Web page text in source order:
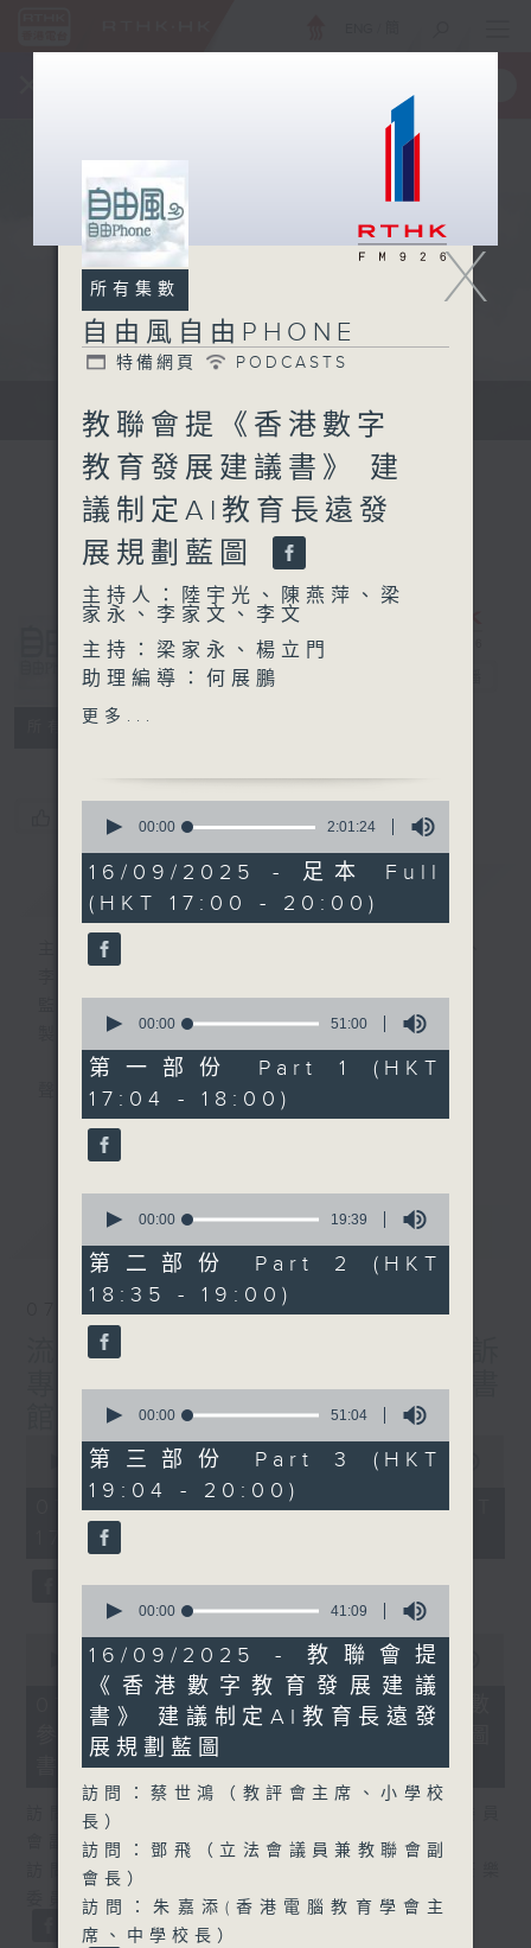
聲音更立體 意見更多元
所有集數
自由風自由
PHONE
您喜歡這個節目嗎?
簡介 GIST
主持人：陸宇光、陳燕萍、梁家永、李家文、
製作：香港電台公共事務組
聲音更立體 意見更多元
1872311 始終如一
Facebook專頁
最新 LATEST
07/08/2026
流動圖書館使用人數參差 申訴
專員主動調查康文署三項圖書
館服務
seconds
minutes,
seconds
00:00 47:42
07/08/2026 - 足本 Full (HKT
17:00 - 18:00)
seconds
minutes,
seconds
00:00 25:07
07/08/2026 - 流動圖書館使用人數
參差 申訴專員主動調查康文署三項圖
書館服務
訪問：何敬康（立法會民政及文化體育事務委員
會副主席）
訪問：董健莉（沙田區議會社區參與及文化康樂
委員會委員）
X
所有集數
自由風自由PHONE
特備網頁 PODCASTS
教聯會提《香港數字
教育發展建議書》 建
議制定AI教育長遠發
展規劃藍圖
主持人：陸宇光、陳燕萍、梁
家永、李家文、李文
主持：梁家永、楊立門
助理編導：何展鵬
編導：張璟瑩
更多...
seconds
2
hours,
1
minute,
24
seconds
00:00 2:01:24
16/09/2025 - 足本 Full
(HKT 17:00 - 20:00)
seconds
51
minutes,
0
seconds
00:00 51:00
第一部份 Part 1 (HKT
17:04 - 18:00)
seconds
19
minutes,
39
seconds
00:00 19:39
第二部份 Part 2 (HKT
18:35 - 19:00)
seconds
51
minutes,
4
seconds
00:00 51:04
第三部份 Part 3 (HKT
19:04 - 20:00)
seconds
41
minutes,
seconds
00:00 41:09
16/09/2025 - 教聯會提
《香港數字教育發展建議
書》 建議制定AI教育長遠發
展規劃藍圖
訪問：蔡世鴻（教評會主席、小學校
長）
訪問：鄧飛（立法會議員兼教聯會副
會長）
訪問：朱嘉添(香港電腦教育學會主
席、中學校長）